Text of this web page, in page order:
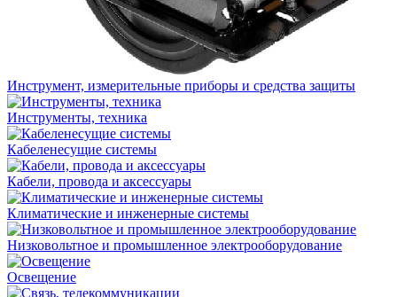
Инструмент, измерительные приборы и средства защиты
Инструменты, техника
Кабеленесущие системы
Кабели, провода и аксессуары
Климатические и инженерные системы
Низковольтное и промышленное электрооборудование
Освещение